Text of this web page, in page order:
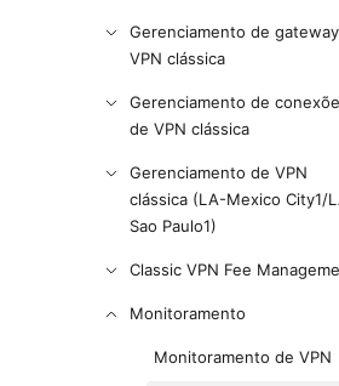
Gerenciamento de
VPN clássica
Gerenciamento de
de VPN clássica
Gerenciamento de VPN
clássica (LA-Mexico City1/
Sao Paulo1)
Classic VPN Fee
Monitoramento
Monitoramento de VPN